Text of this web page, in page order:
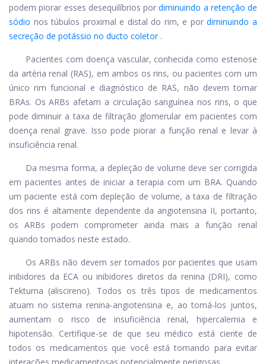
podem piorar esses desequilíbrios por diminuindo a retenção de
sódio nos túbulos proximal e distal do rim, e por diminuindo a
secreção de potássio no ducto coletor .
Pacientes com doença vascular, conhecida como estenose
da artéria renal (RAS), em ambos os rins, ou pacientes com um
único rim funcional e diagnóstico de RAS, não devem tomar
BRAs. Os ARBs afetam a circulação sanguínea nos rins, o que
pode diminuir a taxa de filtração glomerular em pacientes com
doença renal grave. Isso pode piorar a função renal e levar à
insuficiência renal.
Da mesma forma, a depleção de volume deve ser corrigida
em pacientes antes de iniciar a terapia com um BRA. Quando
um paciente está com depleção de volume, a taxa de filtração
dos rins é altamente dependente da angiotensina II, portanto,
os ARBs podem comprometer ainda mais a função renal
quando tomados neste estado.
Os ARBs não devem ser tomados por pacientes que usam
inibidores da ECA ou inibidores diretos da renina (DRI), como
Tekturna (aliscireno). Todos os três tipos de medicamentos
atuam no sistema renina-angiotensina e, ao tomá-los juntos,
aumentam o risco de insuficiência renal, hipercalemia e
hipotensão. Certifique-se de que seu médico está ciente de
todos os medicamentos que você está tomando para evitar
interações medicamentosas potencialmente perigosas.